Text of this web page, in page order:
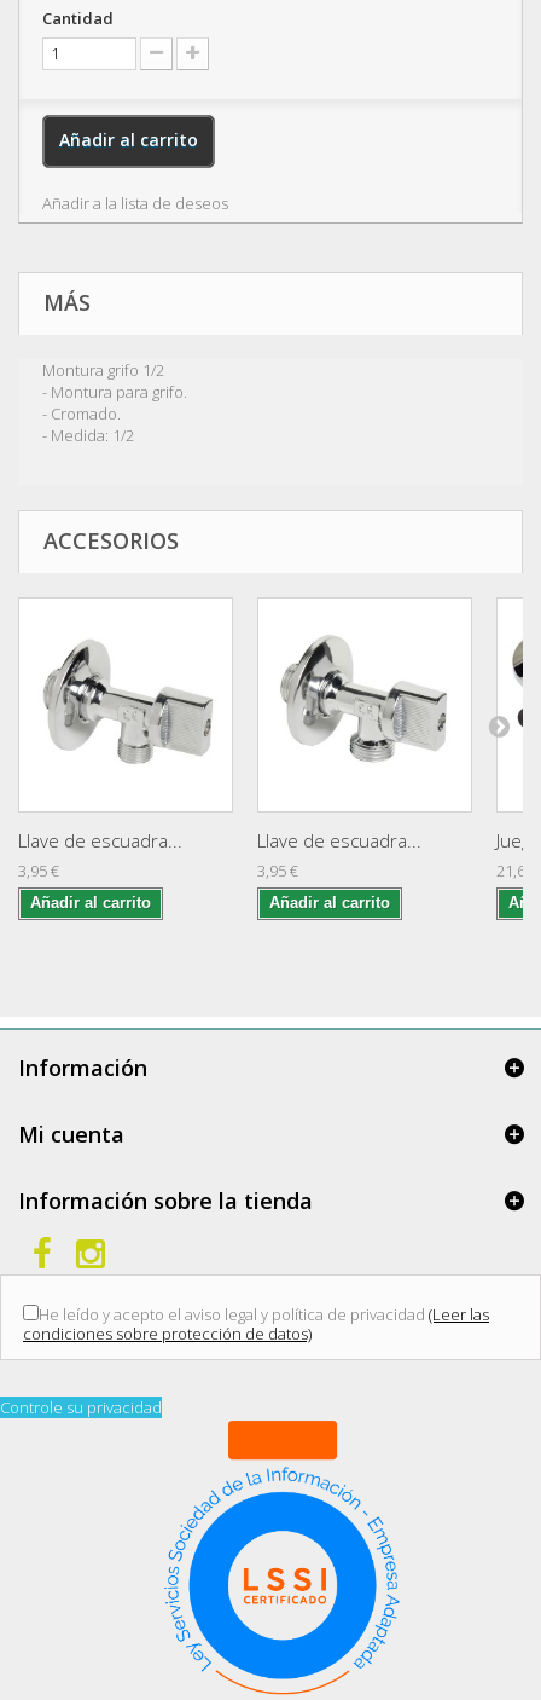
Cantidad
Añadir al carrito
Añadir a la lista de deseos
MÁS
Montura grifo 1/2
- Montura para grifo.
- Cromado.
- Medida: 1/2
ACCESORIOS
Llave de escuadra...
3,95 €
Añadir al carrito
Llave de escuadra...
3,95 €
Añadir al carrito
21,60
Información
Mi cuenta
Información sobre la tienda
He leído y acepto el aviso legal y política de privacidad (Leer las
condiciones sobre protección de datos)
Controle su privacidad